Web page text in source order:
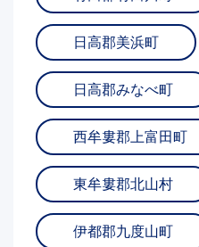
日高郡美浜町
日高郡みなべ町
西牟婁郡上富田町
東牟婁郡北山村
伊都郡九度山町